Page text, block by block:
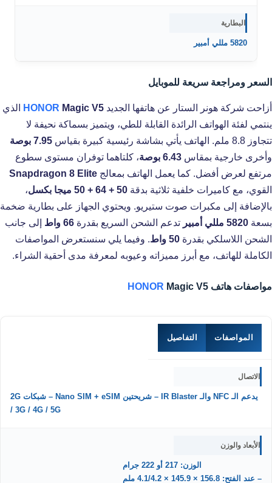
البطارية
5820 مللي أمبير
السعر ومراجعة سريعة للموبايل
أزاحت شركة هونر الستار عن هاتفها الجديد HONOR Magic V5
الذي
ينتمي لفئة الهواتف الرائدة القابلة للطي، ويتميز بسماكة نحيفة لا
تتجاوز 8.8 ملم. الهاتف يأتي بشاشة رئيسية كبيرة بقياس
7.95 بوصة
وأخرى خارجية بمقاس 6.43 بوصة
، كلتاهما توفران مستوى سطوع
مرتفع لعرض أفضل. كما يعمل الهاتف بمعالج Snapdragon 8 Elite
القوي، مع كاميرات خلفية ثلاثية بدقة 50 + 64 + 50 ميجا بكسل
،
بالإضافة إلى مكبرات صوت ستيريو. ويحتوي الجهاز على بطارية ضخمة
بسعة 5820 مللي أمبير تدعم الشحن السريع بقدرة 66 واط
إلى جانب
الشحن اللاسلكي بقدرة 50 واط
. وفيما يلي سنستعرض المواصفات
الكاملة للهاتف، مع أبرز مميزاته وعيوبه لمعرفة مدى أحقية الشراء.
مواصفات هاتف HONOR Magic V5
المواصفات التفاصيل
الاتصال
يدعم الـ NFC والـ IR Blaster – شريحتين Nano SIM + eSIM – شبكات 2G
/ 3G / 4G / 5G
الأبعاد والوزن
الوزن: 217 أو 222 جرام
– عند الفتح: 156.8 × 145.9 × 4.1/4.2 ملم